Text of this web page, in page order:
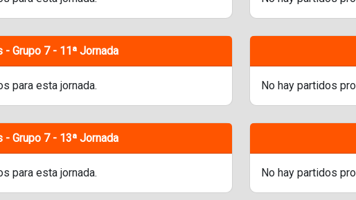
- Grupo 7 - 11ª Jornada
para esta jornada. No hay partidos
- Grupo 7 - 13ª Jornada
para esta jornada. No hay partidos